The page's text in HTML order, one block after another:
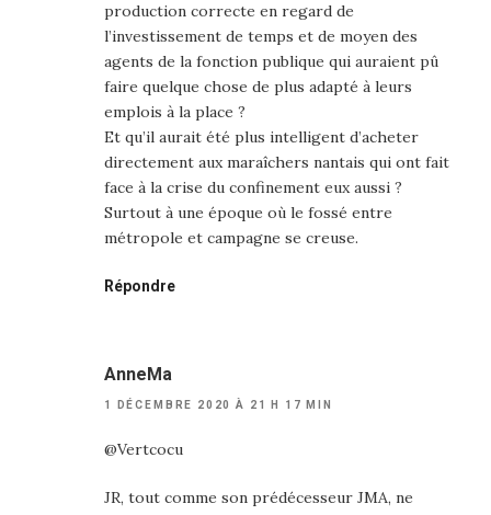
production correcte en regard de
l’investissement de temps et de moyen des
agents de la fonction publique qui auraient pû
faire quelque chose de plus adapté à leurs
emplois à la place ?
Et qu’il aurait été plus intelligent d’acheter
directement aux maraîchers nantais qui ont fait
face à la crise du confinement eux aussi ?
Surtout à une époque où le fossé entre
métropole et campagne se creuse.
Répondre
AnneMa
1 DÉCEMBRE 2020 À 21 H 17 MIN
@Vertcocu
JR, tout comme son prédécesseur JMA, ne